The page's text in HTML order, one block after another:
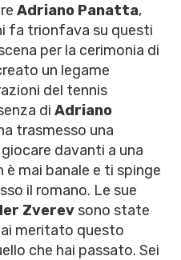
Adriano Panatta,
fa trionfava su questi
per la cerimonia di
un legame
del tennis
di Adriano
trasmesso una
davanti a una
è mai banale e ti spinge
il romano. Le sue
Zverev sono state
meritato questo
che hai passato. Sei